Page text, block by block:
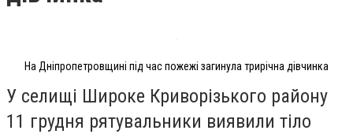
На Дніпропетровщині під час пожежі загинула трирічна дівчинка
У селищі Широке Криворізького району
11 грудня рятувальники виявили тіло